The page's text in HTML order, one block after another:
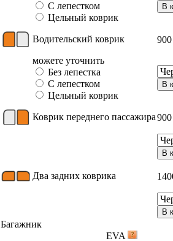
С лепестком
Цельный коврик
В
Водительский коврик 900
можете уточнить
Без лепестка
С лепестком
Цельный коврик
В
Коврик переднего пассажира900
В
Два задних коврика
В
Багажник
EVA